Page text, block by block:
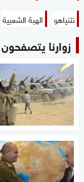
نتنياهو
الهبة الشعبية
زوارنا